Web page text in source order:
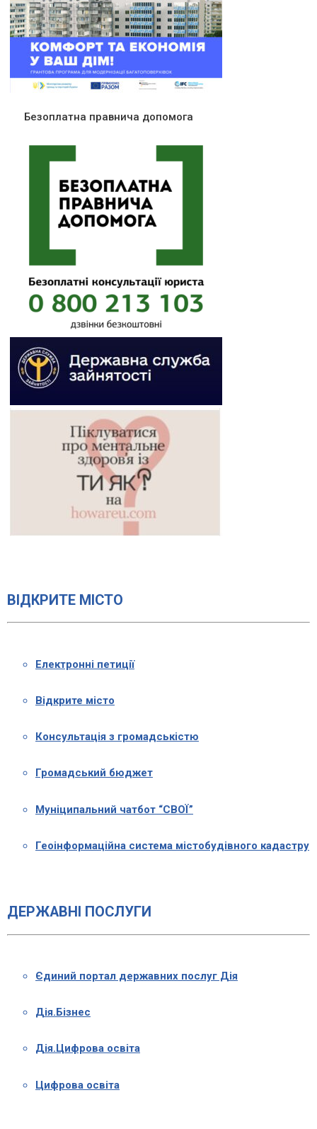
Безоплатна правнича допомога
ВІДКРИТЕ МІСТО
Електронні петиції
Відкрите місто
Консультація з громадськістю
Громадський бюджет
Муніципальний чатбот “СВОЇ”
Геоінформаційна система містобудівного кадастру
ДЕРЖАВНІ ПОСЛУГИ
Єдиний портал державних послуг Дія
Дія.Бізнес
Дія.Цифрова освіта
Цифрова освіта